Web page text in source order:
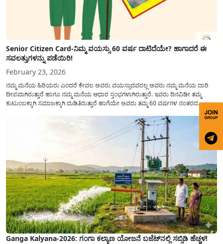
Senior Citizen Card-ನಿಮ್ಮ ವಯಸ್ಸು 60 ವರ್ಷ ದಾಟಿದೆಯೇ? ಹಾಗಾದರೆ ಈ
ಸವಲತ್ತುಗಳನ್ನು ಪಡೆಯಿರಿ!
February 23, 2026
ನಮ್ಮ ಮನೆಯ ಹಿರಿಯರು ಎಂದರೆ ಕೇವಲ ಅವರು ವಯಸ್ಸಾದವರಲ್ಲ ಅವರು ನಮ್ಮ ಮನೆಯ ದಾರಿ
ದೀಪವಾಗಿರುತ್ತಾರೆ ಹಾಗೂ ನಮ್ಮ ಮನೆಯ ಆಧಾರ ಸ್ತಂಭಗಳಾಗಿರುತ್ತಾರೆ. ಇವರು ದಿನವಿಡೀ ತಮ್ಮ
ಕುಟುಂಬಕ್ಕಾಗಿ ಸಮಾಜಕ್ಕಾಗಿ ದುಡಿತಿರುತ್ತಾರೆ ಹಾಗೆಯೇ ಅವರು ತಮ್ಮ 60 ವರ್ಷಗಳ ನಂತರದ
ಜೀವನವನ್ನು ನೆಮ್ಮದಿಯಿಂದ ಕಳೆಯಬೇಕೆಂಬುದು ಪ್ರತಿಯೊಬ್ಬರ ಕನಸಾಗಿರುತ್ತದೆ ಆದ್ದರಿಂದ ಸರ್ಕಾರವು
Ganga Kalyana-2026: ಗಂಗಾ ಕಲ್ಯಾಣ ಯೋಜನೆ ಬಜೆಟ್‌ನಲ್ಲಿ ಸಬ್ಸಿಡಿ ಹೆಚ್ಚಳ!